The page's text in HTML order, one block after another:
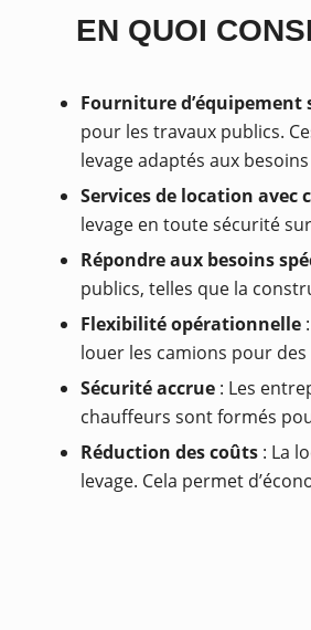
EN QUOI
Fourniture d’équipement
pour les travaux publics.
levage adaptés aux
Services de location avec
levage en toute sécurité
Répondre aux besoins
publics, telles que la
Flexibilité opérationnelle
louer les camions pour
Sécurité accrue : Les
chauffeurs sont formés
Réduction des coûts : La
levage. Cela permet